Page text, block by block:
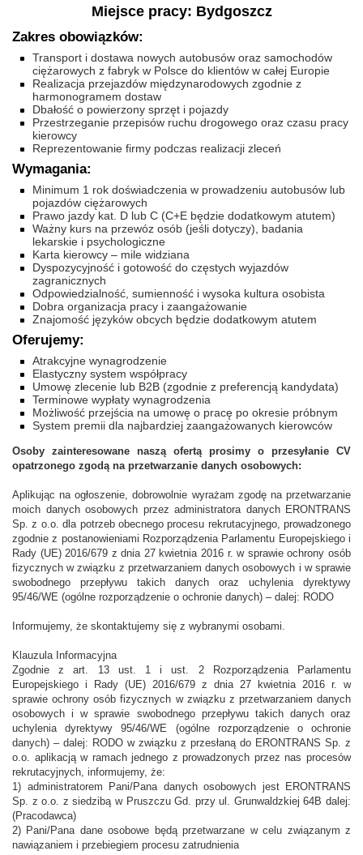
Miejsce pracy: Bydgoszcz
Zakres obowiązków:
Transport i dostawa nowych autobusów oraz samochodów
ciężarowych z fabryk w Polsce do klientów w całej Europie
Realizacja przejazdów międzynarodowych zgodnie z
harmonogramem dostaw
Dbałość o powierzony sprzęt i pojazdy
Przestrzeganie przepisów ruchu drogowego oraz czasu pracy
kierowcy
Reprezentowanie firmy podczas realizacji zleceń
Wymagania:
Minimum 1 rok doświadczenia w prowadzeniu autobusów lub
pojazdów ciężarowych
Prawo jazdy kat. D lub C (C+E będzie dodatkowym atutem)
Ważny kurs na przewóz osób (jeśli dotyczy), badania
lekarskie i psychologiczne
Karta kierowcy – mile widziana
Dyspozycyjność i gotowość do częstych wyjazdów
zagranicznych
Odpowiedzialność, sumienność i wysoka kultura osobista
Dobra organizacja pracy i zaangażowanie
Znajomość języków obcych będzie dodatkowym atutem
Oferujemy:
Atrakcyjne wynagrodzenie
Elastyczny system współpracy
Umowę zlecenie lub B2B (zgodnie z preferencją kandydata)
Terminowe wypłaty wynagrodzenia
Możliwość przejścia na umowę o pracę po okresie próbnym
System premii dla najbardziej zaangażowanych kierowców
Osoby zainteresowane naszą ofertą prosimy o przesyłanie CV
opatrzonego zgodą na przetwarzanie danych osobowych:
Aplikując na ogłoszenie, dobrowolnie wyrażam zgodę na przetwarzanie
moich danych osobowych przez administratora danych ERONTRANS
Sp. z o.o. dla potrzeb obecnego procesu rekrutacyjnego, prowadzonego
zgodnie z postanowieniami Rozporządzenia Parlamentu Europejskiego i
Rady (UE) 2016/679 z dnia 27 kwietnia 2016 r. w sprawie ochrony osób
fizycznych w związku z przetwarzaniem danych osobowych i w sprawie
swobodnego przepływu takich danych oraz uchylenia dyrektywy
95/46/WE (ogólne rozporządzenie o ochronie danych) – dalej: RODO
Informujemy, że skontaktujemy się z wybranymi osobami.
Klauzula Informacyjna
Zgodnie z art. 13 ust. 1 i ust. 2 Rozporządzenia Parlamentu
Europejskiego i Rady (UE) 2016/679 z dnia 27 kwietnia 2016 r. w
sprawie ochrony osób fizycznych w związku z przetwarzaniem danych
osobowych i w sprawie swobodnego przepływu takich danych oraz
uchylenia dyrektywy 95/46/WE (ogólne rozporządzenie o ochronie
danych) – dalej: RODO w związku z przesłaną do ERONTRANS Sp. z
o.o. aplikacją w ramach jednego z prowadzonych przez nas procesów
rekrutacyjnych, informujemy, że:
1) administratorem Pani/Pana danych osobowych jest ERONTRANS
Sp. z o.o. z siedzibą w Pruszczu Gd. przy ul. Grunwaldzkiej 64B dalej:
(Pracodawca)
2) Pani/Pana dane osobowe będą przetwarzane w celu związanym z
nawiązaniem i przebiegiem procesu zatrudnienia